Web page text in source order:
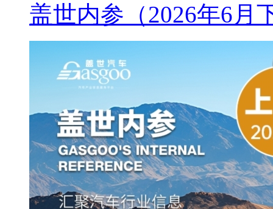
盖世内参（2026年6月